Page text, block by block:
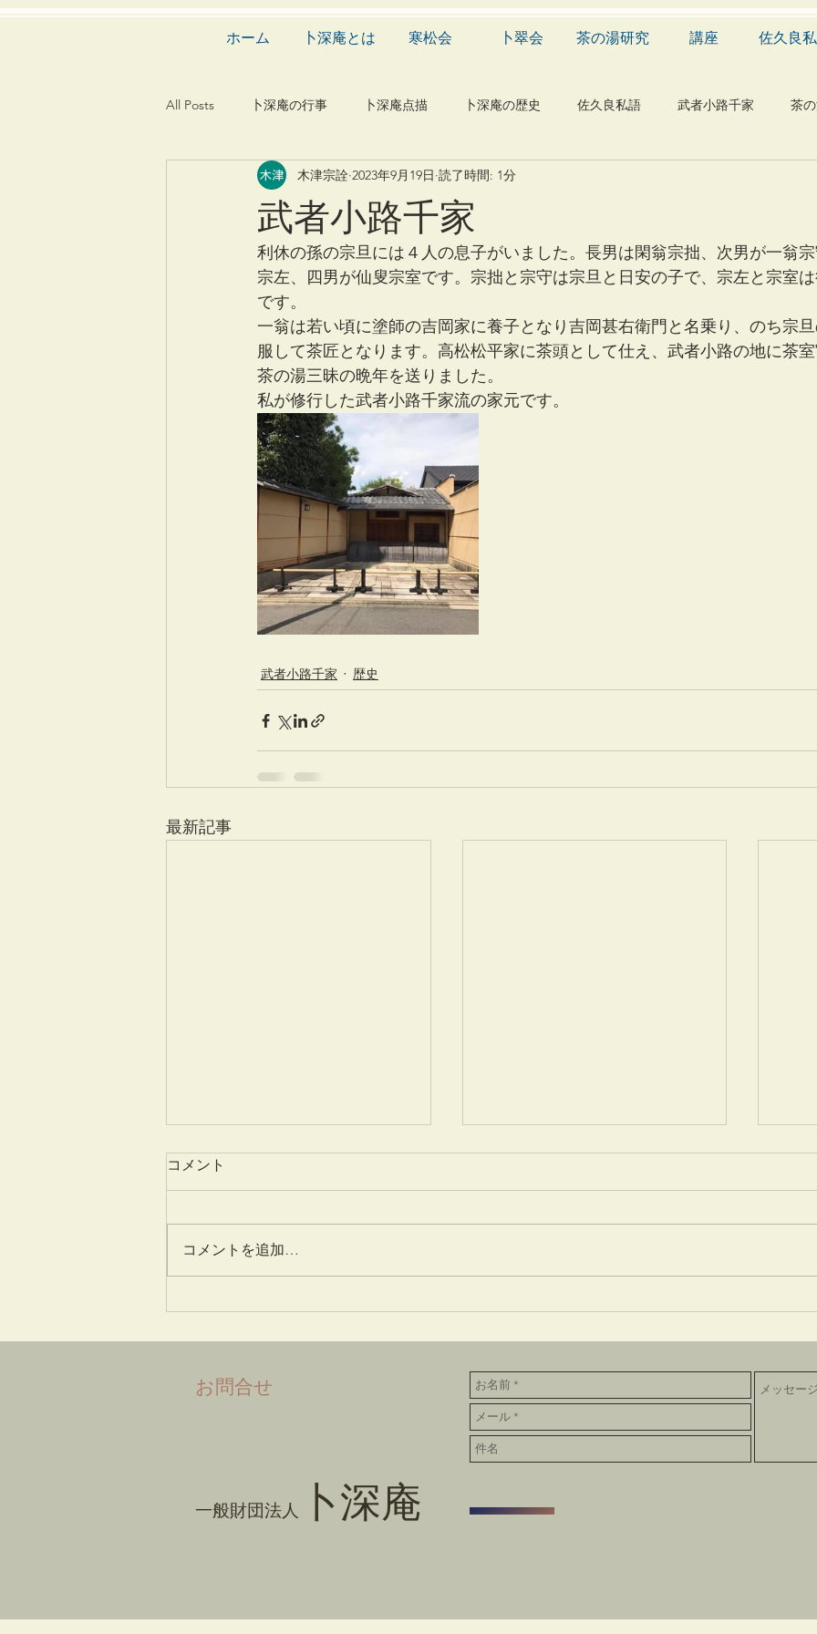
ホーム 卜深庵とは 寒松会 卜翠会 茶の湯研究 講座 佐久良
All Posts 卜深庵の行事 卜深庵点描 卜深庵の歴史 佐久良私語 武者小路千家 茶
漢詩 俳諧 文学 有職 民俗
建築 造園 動物 植物 自然科学 音楽 メディア blog
武者小路千家
木津宗詮 2023年9月19日 読了時間: 1分
利休の孫の宗旦には４人の息子がいました。長男は閑翁宗拙、次男が一翁
宗左、四男が仙叟宗室です。宗拙と宗守は宗旦と日安の子で、宗左と宗室
です。
一翁は若い頃に塗師の吉岡家に養子となり吉岡甚右衛門と名乗り、のち宗
服して茶匠となります。高松松平家に茶頭として仕え、武者小路の地に茶室
茶の湯三昧の晩年を送りました。
私が修行した武者小路千家流の家元です。
武者小路千家 歴史
最新記事
一味神水 竹蒔絵溜棗
コメント
コメントを追加…
​お問合せ
一般財団法人 卜深庵